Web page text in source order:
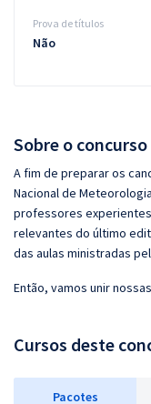
Sobre o concurso
A fim de preparar os
Nacional de
professores
relevantes do último
das aulas ministradas
Então, vamos unir
Cursos deste
Pacotes
Prova de títulos
Não